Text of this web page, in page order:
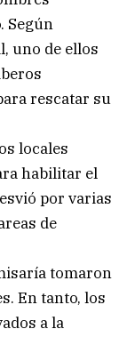
Según
uno de ellos
rescatar su
locales
habilitar el
por varias
de
tomaron
En tanto, los
a la